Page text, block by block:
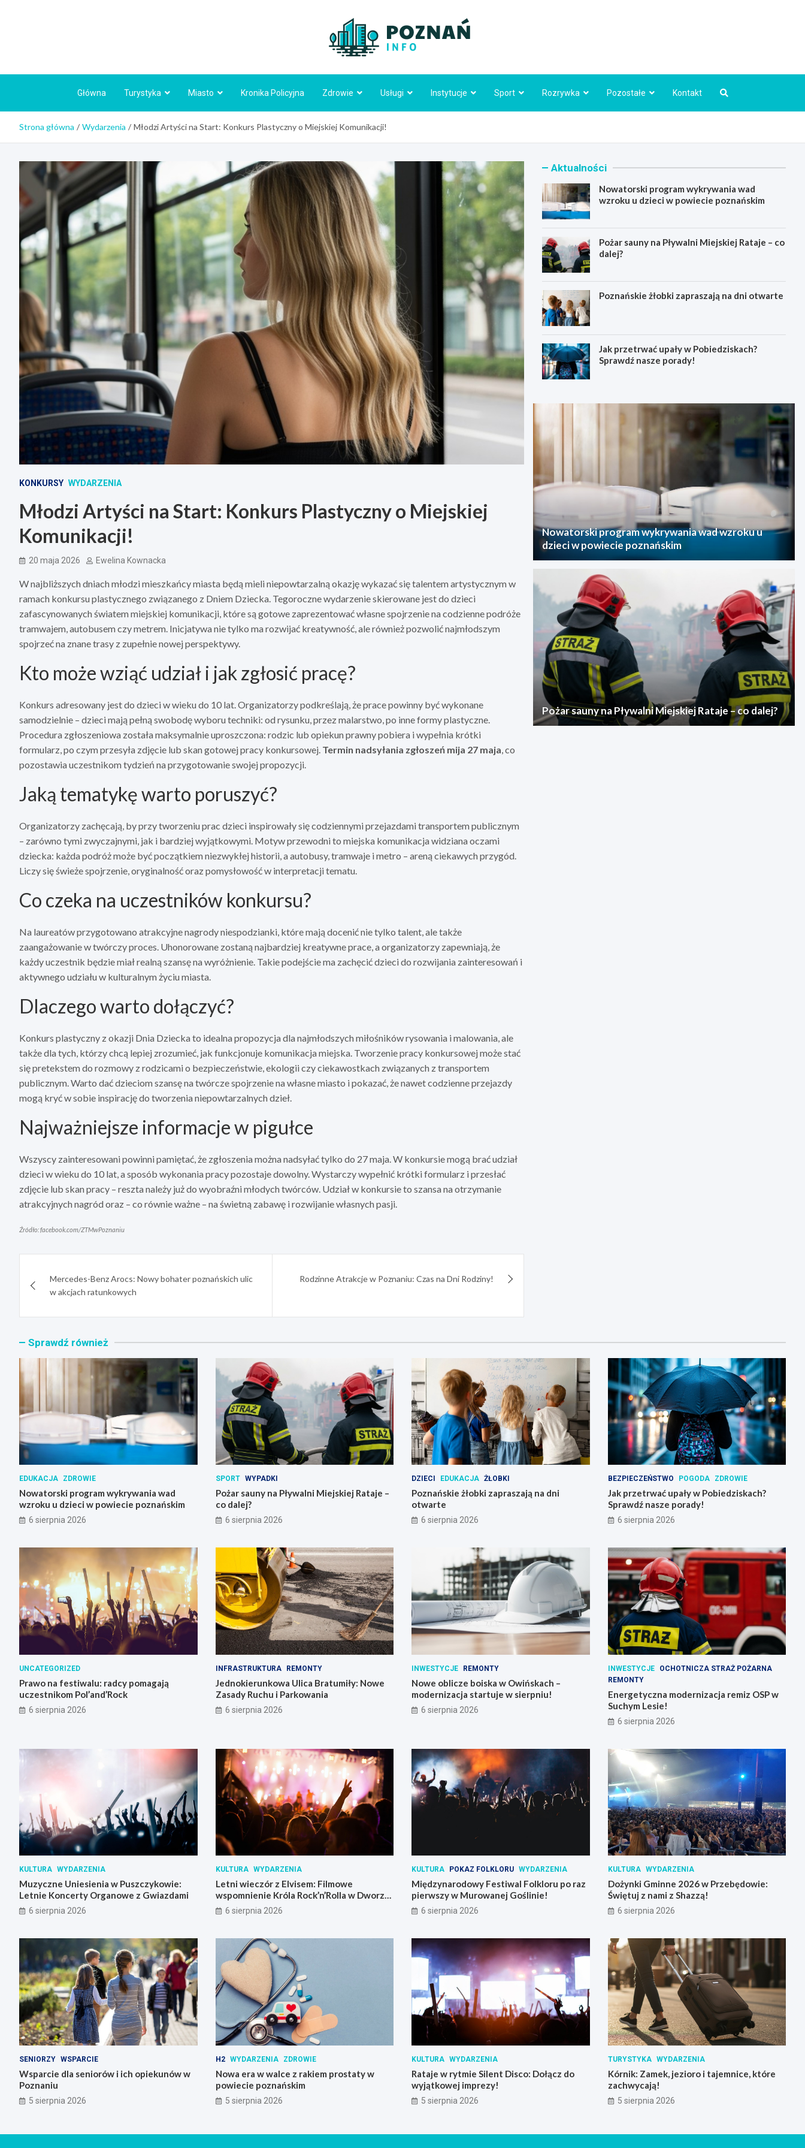
Główna Turystyka Miasto Kronika Policyjna Zdrowie Usługi Instytucje Sport Rozrywka Pozostałe Kontakt
Strona główna Wydarzenia Młodzi Artyści na Start: Konkurs Plastyczny o Miejskiej Komunikacji!
KONKURSY WYDARZENIA
Młodzi Artyści na Start: Konkurs Plastyczny o Miejskiej
Komunikacji!
20 maja 2026 Ewelina Kownacka
W najbliższych dniach młodzi mieszkańcy miasta będą mieli niepowtarzalną okazję wykazać się talentem artystycznym w
ramach konkursu plastycznego związanego z Dniem Dziecka. Tegoroczne wydarzenie skierowane jest do dzieci
zafascynowanych światem miejskiej komunikacji, które są gotowe zaprezentować własne spojrzenie na codzienne podróże
tramwajem, autobusem czy metrem. Inicjatywa nie tylko ma rozwijać kreatywność, ale również pozwolić najmłodszym
spojrzeć na znane trasy z zupełnie nowej perspektywy.
Kto może wziąć udział i jak zgłosić pracę?
Konkurs adresowany jest do dzieci w wieku do 10 lat. Organizatorzy podkreślają, że prace powinny być wykonane
samodzielnie – dzieci mają pełną swobodę wyboru techniki: od rysunku, przez malarstwo, po inne formy plastyczne.
Procedura zgłoszeniowa została maksymalnie uproszczona: rodzic lub opiekun prawny pobiera i wypełnia krótki
formularz, po czym przesyła zdjęcie lub skan gotowej pracy konkursowej. Termin nadsyłania zgłoszeń mija 27 maja, co
pozostawia uczestnikom tydzień na przygotowanie swojej propozycji.
Jaką tematykę warto poruszyć?
Organizatorzy zachęcają, by przy tworzeniu prac dzieci inspirowały się codziennymi przejazdami transportem publicznym
– zarówno tymi zwyczajnymi, jak i bardziej wyjątkowymi. Motyw przewodni to miejska komunikacja widziana oczami
dziecka: każda podróż może być początkiem niezwykłej historii, a autobusy, tramwaje i metro – areną ciekawych przygód.
Liczy się świeże spojrzenie, oryginalność oraz pomysłowość w interpretacji tematu.
Co czeka na uczestników konkursu?
Na laureatów przygotowano atrakcyjne nagrody niespodzianki, które mają docenić nie tylko talent, ale także
zaangażowanie w twórczy proces. Uhonorowane zostaną najbardziej kreatywne prace, a organizatorzy zapewniają, że
każdy uczestnik będzie miał realną szansę na wyróżnienie. Takie podejście ma zachęcić dzieci do rozwijania zainteresowań i
aktywnego udziału w kulturalnym życiu miasta.
Dlaczego warto dołączyć?
Konkurs plastyczny z okazji Dnia Dziecka to idealna propozycja dla najmłodszych miłośników rysowania i malowania, ale
także dla tych, którzy chcą lepiej zrozumieć, jak funkcjonuje komunikacja miejska. Tworzenie pracy konkursowej może stać
się pretekstem do rozmowy z rodzicami o bezpieczeństwie, ekologii czy ciekawostkach związanych z transportem
publicznym. Warto dać dzieciom szansę na twórcze spojrzenie na własne miasto i pokazać, że nawet codzienne przejazdy
mogą kryć w sobie inspirację do tworzenia niepowtarzalnych dzieł.
Najważniejsze informacje w pigułce
Wszyscy zainteresowani powinni pamiętać, że zgłoszenia można nadsyłać tylko do 27 maja. W konkursie mogą brać udział
dzieci w wieku do 10 lat, a sposób wykonania pracy pozostaje dowolny. Wystarczy wypełnić krótki formularz i przesłać
zdjęcie lub skan pracy – reszta należy już do wyobraźni młodych twórców. Udział w konkursie to szansa na otrzymanie
atrakcyjnych nagród oraz – co równie ważne – na świetną zabawę i rozwijanie własnych pasji.
Źródło: facebook.com/ZTMwPoznaniu
wpisuMercedes-Benz Arocs: Nowy bohater poznańskich ulic
w akcjach ratunkowych
Rodzinne Atrakcje w Poznaniu: Czas na Dni Rodziny!
Aktualności
Nowatorski program wykrywania wad
wzroku u dzieci w powiecie poznańskim
Pożar sauny na Pływalni Miejskiej Rataje – co
dalej?
Poznańskie żłobki zapraszają na dni otwarte
Jak przetrwać upały w Pobiedziskach?
Sprawdź nasze porady!
Nowatorski program wykrywania wad wzroku u
dzieci w powiecie poznańskim
Pożar sauny na Pływalni Miejskiej Rataje – co dalej?
Sprawdź również
EDUKACJA ZDROWIE
Nowatorski program wykrywania wad
wzroku u dzieci w powiecie poznańskim
6 sierpnia 2026
SPORT WYPADKI
Pożar sauny na Pływalni Miejskiej Rataje –
co dalej?
6 sierpnia 2026
DZIECI EDUKACJA ŻŁOBKI
Poznańskie żłobki zapraszają na dni
otwarte
6 sierpnia 2026
BEZPIECZEŃSTWO POGODA ZDROWIE
Jak przetrwać upały w Pobiedziskach?
Sprawdź nasze porady!
6 sierpnia 2026
UNCATEGORIZED
Prawo na festiwalu: radcy pomagają
uczestnikom Pol’and’Rock
6 sierpnia 2026
INFRASTRUKTURA REMONTY
Jednokierunkowa Ulica Bratumiły: Nowe
Zasady Ruchu i Parkowania
6 sierpnia 2026
INWESTYCJE REMONTY
Nowe oblicze boiska w Owińskach –
modernizacja startuje w sierpniu!
6 sierpnia 2026
INWESTYCJE
OCHOTNICZA STRAŻ POŻARNA
REMONTY
Energetyczna modernizacja remiz OSP w
Suchym Lesie!
6 sierpnia 2026
KULTURA WYDARZENIA
Muzyczne Uniesienia w Puszczykowie:
Letnie Koncerty Organowe z Gwiazdami
6 sierpnia 2026
KULTURA WYDARZENIA
Letni wieczór z Elvisem: Filmowe
wspomnienie Króla Rock’n’Rolla w Dworze
Skrzynki
6 sierpnia 2026
KULTURA POKAZ FOLKLORU WYDARZENIA
Międzynarodowy Festiwal Folkloru po raz
pierwszy w Murowanej Goślinie!
6 sierpnia 2026
KULTURA WYDARZENIA
Dożynki Gminne 2026 w Przebędowie:
Świętuj z nami z Shazzą!
6 sierpnia 2026
SENIORZY WSPARCIE
Wsparcie dla seniorów i ich opiekunów w
Poznaniu
5 sierpnia 2026
H2 WYDARZENIA ZDROWIE
Nowa era w walce z rakiem prostaty w
powiecie poznańskim
5 sierpnia 2026
KULTURA WYDARZENIA
Rataje w rytmie Silent Disco: Dołącz do
wyjątkowej imprezy!
5 sierpnia 2026
TURYSTYKA WYDARZENIA
Kórnik: Zamek, jezioro i tajemnice, które
zachwycają!
5 sierpnia 2026